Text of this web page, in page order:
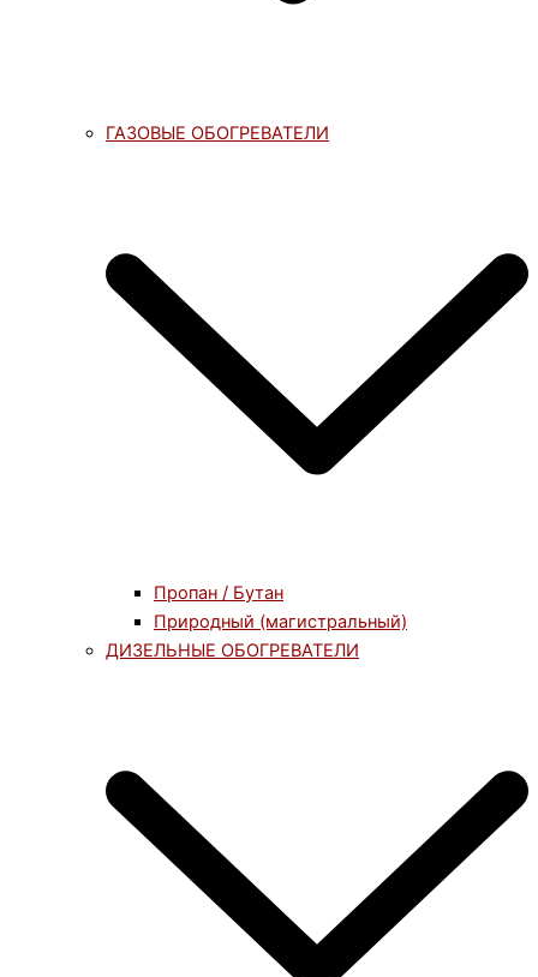
ГАЗОВЫЕ ОБОГРЕВАТЕЛИ
Пропан / Бутан
Природный (магистральный)
ДИЗЕЛЬНЫЕ ОБОГРЕВАТЕЛИ